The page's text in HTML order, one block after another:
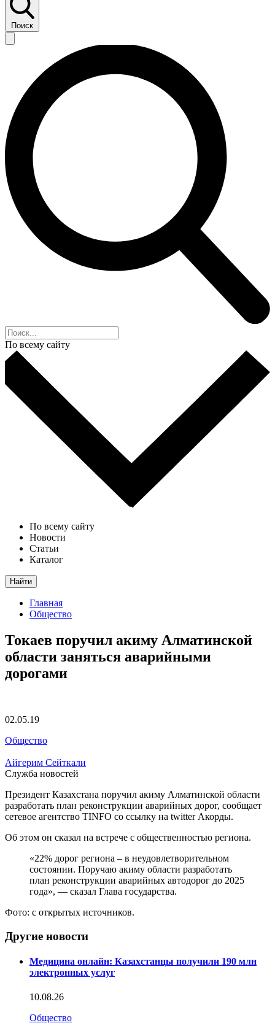
Поиск
По всему сайту
По всему сайту
Новости
Статьи
Каталог
Найти
Главная
Общество
Токаев поручил акиму Алматинской
области заняться аварийными
дорогами
02.05.19
Общество
Айгерим Сейткали
Служба новостей
Президент Казахстана поручил акиму Алматинской области
разработать план реконструкции аварийных дорог, сообщает
сетевое агентство TINFO со ссылку на twitter Акорды.
Об этом он сказал на встрече с общественностью региона.
«22% дорог региона – в неудовлетворительном
состоянии. Поручаю акиму области разработать
план реконструкции аварийных автодорог до 2025
года», — сказал Глава государства.
Фото: с открытых источников.
Другие новости
Медицина онлайн: Казахстанцы получили 190 млн
электронных услуг
10.08.26
Общество